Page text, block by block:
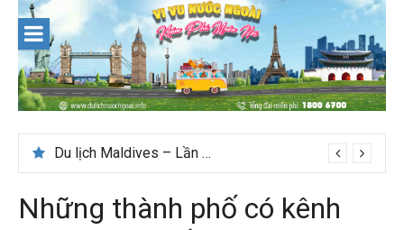
content
Du lịch Maldives – Lần đầu nên đi đâu, chơi gì?
Những thành phố có kênh